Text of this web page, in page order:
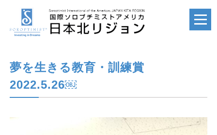
ホーム
夢を生きる教育・訓練賞
2022.5.26￼